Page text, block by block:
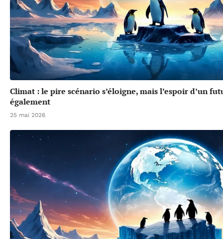
Climat : le pire scénario s’éloigne, mais l’espoir d’un
également
25 mai 2026